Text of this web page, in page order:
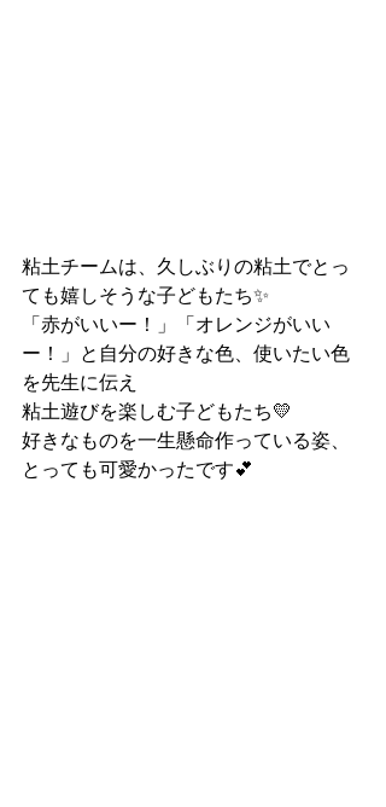
粘土チームは、久しぶりの粘土でとっ
ても嬉しそうな子どもたち✨
「赤がいいー！」「オレンジがいい
ー！」と自分の好きな色、使いたい色
を先生に伝え
粘土遊びを楽しむ子どもたち💛
好きなものを一生懸命作っている姿、
とっても可愛かったです💕